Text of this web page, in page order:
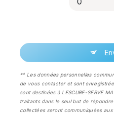
** Les données personnelles
de vous contacter et sont
sont destinées à LESCURE-SERVE
traitants dans le seul but de
collectées seront communiquées